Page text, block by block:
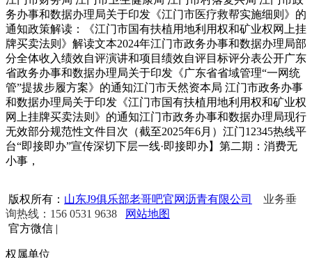
务办事和数据办理局关于印发《江门市医疗救帮实施细则》的
通知政策解读：《江门市国有扶植用地利用权和矿业权网上挂
牌买卖法则》解读文本2024年江门市政务办事和数据办理局部
分全体收入绩效自评演讲和项目绩效自评目标评分表公开广东
省政务办事和数据办理局关于印发《广东省省域管理“一网统
管”提拔步履方案》的通知江门市天然资本局 江门市政务办事
和数据办理局关于印发《江门市国有扶植用地利用权和矿业权
网上挂牌买卖法则》的通知江门市政务办事和数据办理局现行
无效部分规范性文件目次（截至2025年6月）江门12345热线平
台“即接即办”宣传深切下层一线·即接即办】第二期：消费无
小事，
版权所有： 山东J9俱乐部老哥吧官网沥青有限公司
业务垂
询热线：156 0531 9638
网站地图
官方微信 |
权属单位